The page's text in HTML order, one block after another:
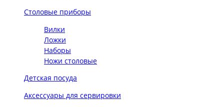
Столовые приборы
Вилки
Ложки
Наборы
Ножи столовые
Детская посуда
Аксессуары для сервировки